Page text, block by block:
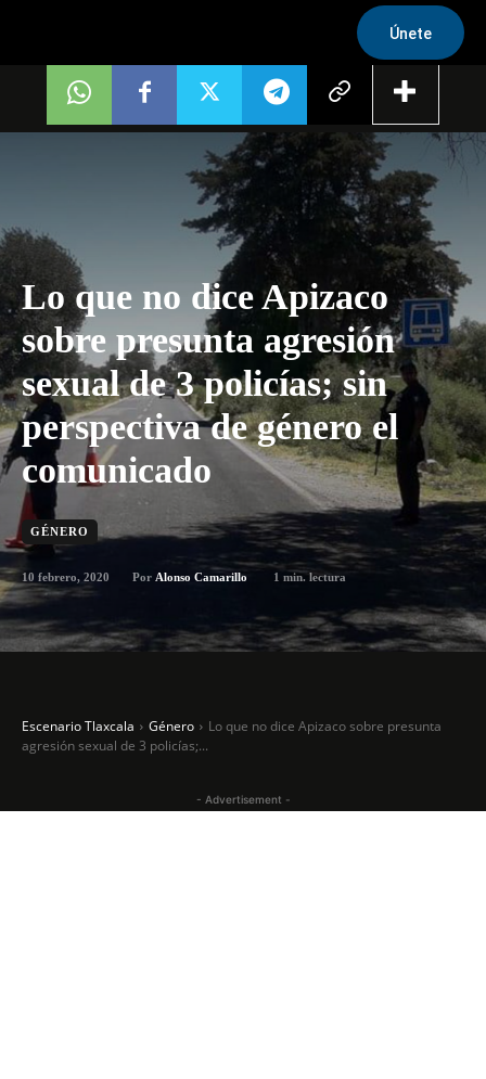
Únete
Lo que no dice Apizaco
sobre presunta agresión
sexual de 3 policías; sin
perspectiva de género el
comunicado
GÉNERO
10 febrero, 2020 Por Alonso Camarillo 1 min. lectura
Escenario Tlaxcala Género
Lo que no dice Apizaco sobre presunta
agresión sexual de 3 policías;...
- Advertisement -